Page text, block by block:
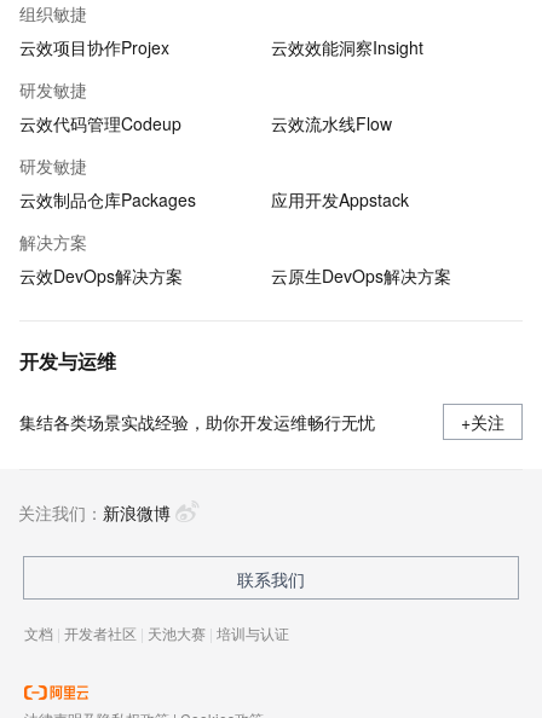
组织敏捷
云效项目协作Projex
云效效能洞察Insight
研发敏捷
云效代码管理Codeup
云效流水线Flow
研发敏捷
云效制品仓库Packages
应用开发Appstack
解决方案
云效DevOps解决方案
云原生DevOps解决方案
开发与运维
集结各类场景实战经验，助你开发运维畅行无忧 +关注
关注我们： 新浪微博
联系我们
文档 | 开发者社区 | 天池大赛 | 培训与认证